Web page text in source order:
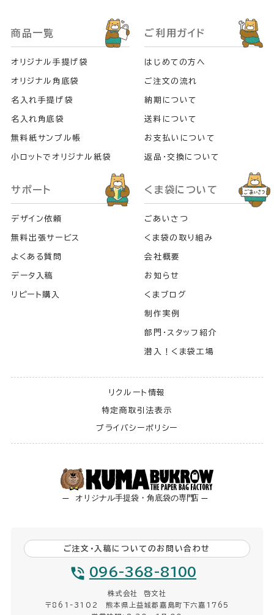
ご注文・入稿についてのお問い合わせ
096-368-8100
株式会社 啓文社
〒861-3102 熊本県上益城郡嘉島町下六嘉1765
商品一覧
オリジナル手提げ袋
オリジナル角底袋
名入れ手提げ袋
名入れ角底袋
無料紙サンプル帳
小ロットでオリジナル紙袋
ご利用ガイド
はじめての方へ
ご注文の流れ
納期について
送料について
お支払いについて
返品・交換について
サポート
デザイン依頼
無料出張サービス
よくある質問
データ入稿
リピート購入
くま袋について
ごあいさつ
くま袋の取り組み
会社概要
お知らせ
くまブログ
制作実例
部門・スタッフ紹介
潜入！くま袋工場
リクルート情報
特定商取引法表示
プライバシーポリシー